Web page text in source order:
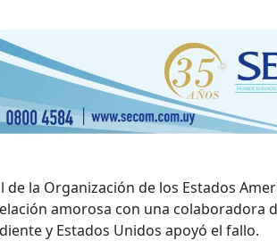
de la Organización de los Estados
amorosa con una colaboradora
y Estados Unidos apoyó el fallo.